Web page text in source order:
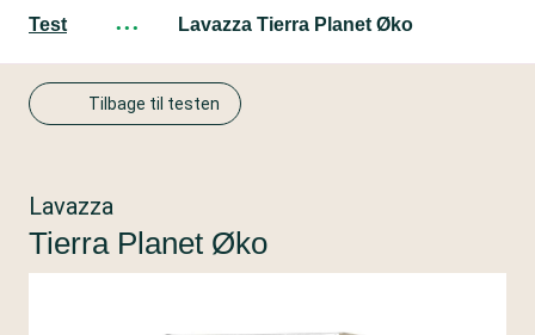
Test ··· Lavazza Tierra Planet Øko
Tilbage til testen
Lavazza
Tierra Planet Øko